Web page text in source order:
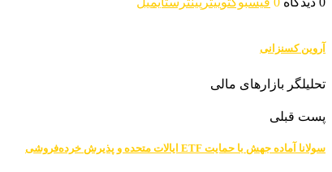
آروین کسنزانی
تحلیلگر بازارهای مالی
پست قبلی
سولانا آماده جهش با حمایت ETF ایالات متحده و پذیرش خرده‌فروشی